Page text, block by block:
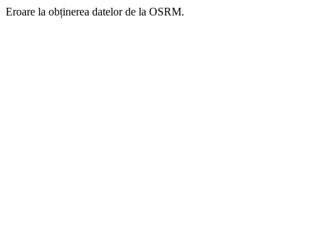
Eroare la obținerea datelor de la OSRM.